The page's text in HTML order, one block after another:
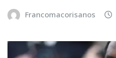
Francomacorisanos